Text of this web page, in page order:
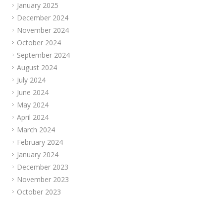
January 2025
December 2024
November 2024
October 2024
September 2024
August 2024
July 2024
June 2024
May 2024
April 2024
March 2024
February 2024
January 2024
December 2023
November 2023
October 2023